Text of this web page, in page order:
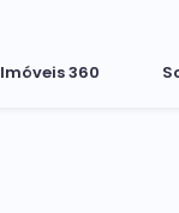
Imóveis 360